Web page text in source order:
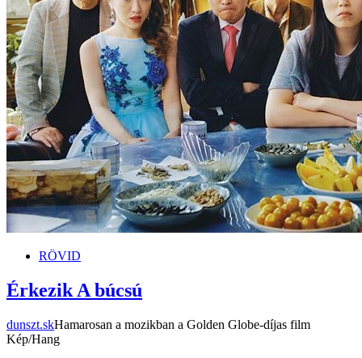
RÖVID
Érkezik A búcsú
dunszt.skHamarosan a mozikban a Golden Globe-díjas film
Kép/Hang